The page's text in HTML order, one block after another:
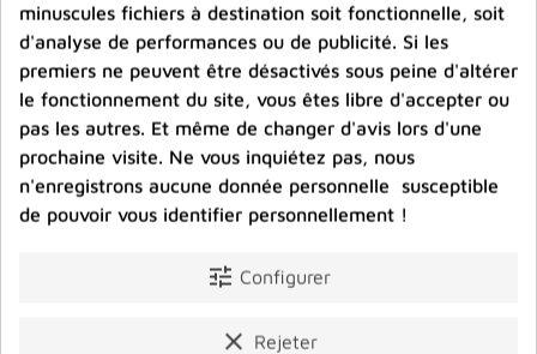
Prix
shopping_cart  favorite_border
Prix
shopping_cart  favorite_border
minuscules fichiers à destination soit fonctionnelle, soit
d'analyse de performances ou de publicité. Si les
premiers ne peuvent être désactivés sous peine d'altérer
le fonctionnement du site, vous êtes libre d'accepter ou
pas les autres. Et même de changer d'avis lors d'une
prochaine visite. Ne vous inquiétez pas, nous
n'enregistrons aucune donnée personnelle susceptible
de pouvoir vous identifier personnellement !
tune Configurer
clear Rejeter